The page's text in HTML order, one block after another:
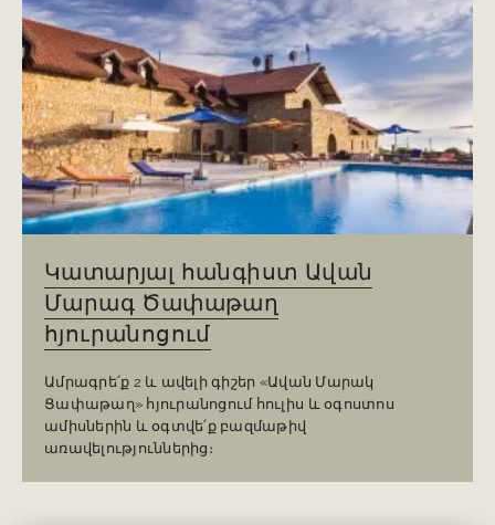
Կատարյալ հանգիստ Ավան
Մարագ Ծափաթաղ
հյուրանոցում
Ամրագրե՛ք 2 և ավելի գիշեր «Ավան Մարակ
Ցափաթաղ» հյուրանոցում հուլիս և օգոստոս
ամիսներին և օգտվե՛ք բազմաթիվ
առավելություններից։